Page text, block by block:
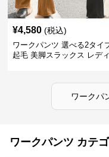
¥4,580 (税込)
ワークパンツ 選べる2タイ
起毛 美脚スラックス レデ
ワークパ
ワークパンツ カテ